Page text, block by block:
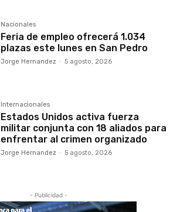
Nacionales
Feria de empleo ofrecerá 1.034
plazas este lunes en San Pedro
Jorge Hernandez - 5 agosto, 2026
Internacionales
Estados Unidos activa fuerza
militar conjunta con 18 aliados para
enfrentar al crimen organizado
Jorge Hernandez - 5 agosto, 2026
- Publicidad -